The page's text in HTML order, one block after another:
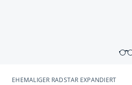
EHEMALIGER RADSTAR EXPANDIERT